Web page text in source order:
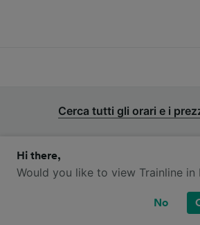
Cerca tutti gli orari e i
Quali compagnie
sulla tratta da Dresda a
Hi there,
Would you like to view Trainline in
No